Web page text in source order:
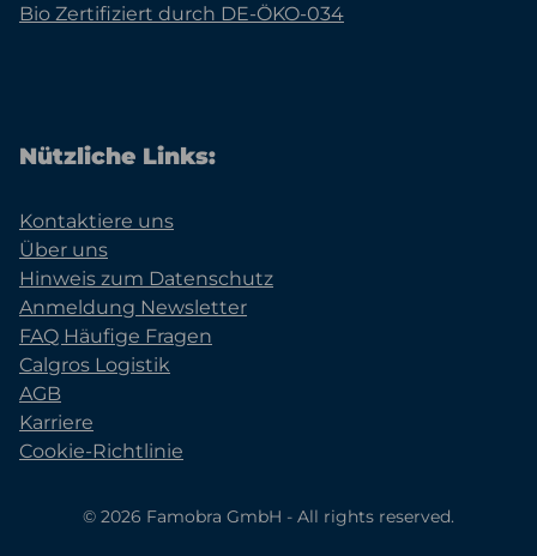
Bio Zertifiziert durch DE-ÖKO-034
Nützliche Links:
Kontaktiere uns
Über uns
Hinweis zum Datenschutz
Anmeldung Newsletter
FAQ Häufige Fragen
Calgros Logistik
AGB
Karriere
Cookie-Richtlinie
© 2026 Famobra GmbH - All rights reserved.